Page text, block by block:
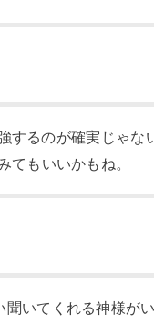
するのが確実じゃな
てもいいかもね。
いてくれる神様が